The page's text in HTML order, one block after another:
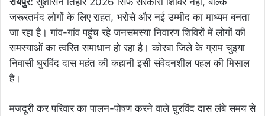
जरूरतमंद लोगों के लिए राहत, भरोसे और नई उम्मीद का माध्यम बनता
जा रहा है। गांव-गांव पहुंच रहे जनसमस्या निवारण शिविरों में लोगों की
समस्याओं का त्वरित समाधान हो रहा है। कोरबा जिले के ग्राम चुइया
निवासी घुरविंद दास महंत की कहानी इसी संवेदनशील पहल की मिसाल
है।
मजदूरी कर परिवार का पालन-पोषण करने वाले घुरविंद दास लंबे समय से